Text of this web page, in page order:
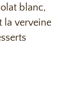
blanc,
la verveine